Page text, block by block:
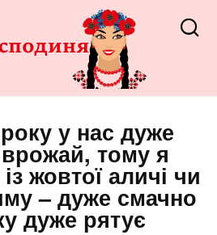
у нас дуже
тому я
жовтої аличі чи
– дуже смачно
дуже рятує